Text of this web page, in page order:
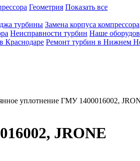
Геометрия Показать все
турбины Замена корпуса компрессора
Неисправности турбин Наше
Краснодаре Ремонт турбин в Нижнем
уплотнение ГМУ 1400016002,
JRONE